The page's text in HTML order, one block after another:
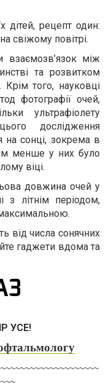
дітей, рецепт один:
свіжому повітрі.
взаємозв’язок між
та розвитком
Крім того, науковці
фотографії очей,
ультрафіолету
дослідження
на сонці, зокрема в
менше у них було
віці.
довжина очей у
з літнім періодом,
максимальною.
від числа сонячних
гаджети вдома та
УСЕ!